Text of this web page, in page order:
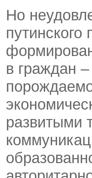
Но
в граждан
развитыми